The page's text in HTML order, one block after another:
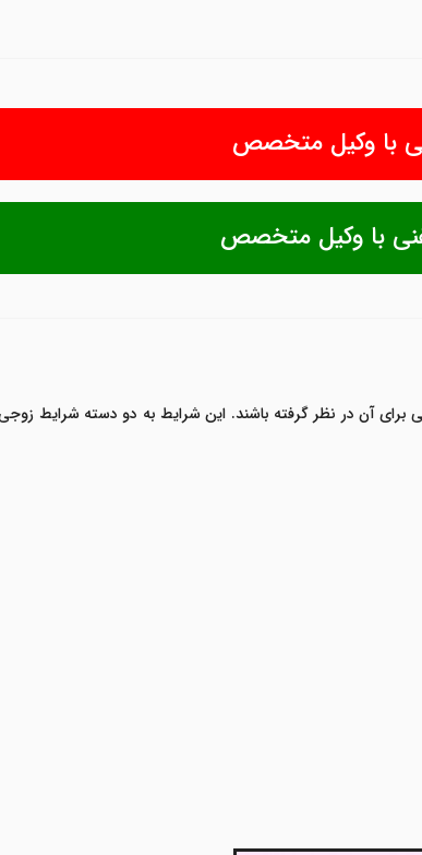
با وکیل متخصص
با وکیل متخصص
برای آن در نظر گرفته باشند. این شرایط به دو دسته شرایط